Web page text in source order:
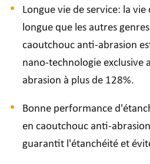
Longue vie de service: la
longue que les autres
caoutchouc anti-abrasion
nano-technologie exclusive
abrasion à plus de 128%.
Bonne performance
en caoutchouc anti-
guarantit l'étanchéité et